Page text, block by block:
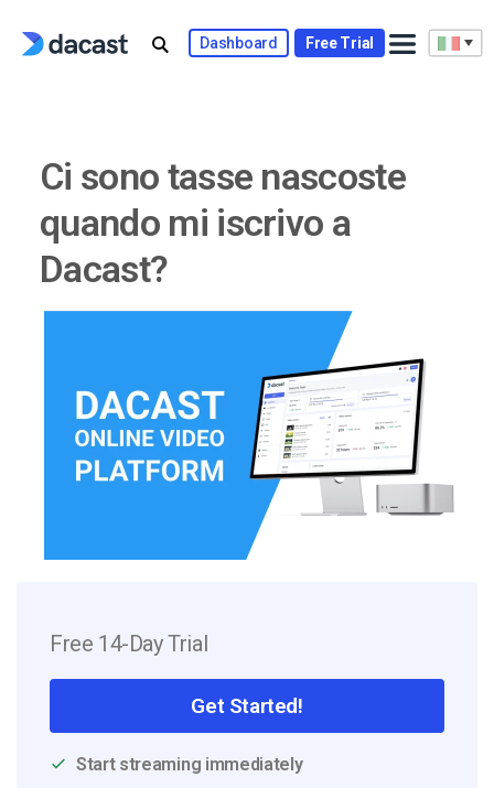
Dashboard Free Trial
Ci sono tasse nascoste
quando mi iscrivo a
Dacast?
Free 14-Day Trial
Get Started!
Start streaming immediately